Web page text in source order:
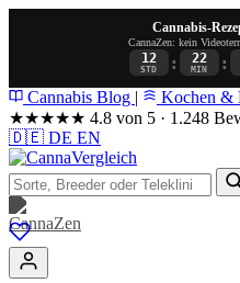
Cannabis-
CannaZen: kein
12
STD : 22
MIN :
Cannabis Blog |
Kochen &
★★★★★ 4.8 von 5 · 1.248
🇩🇪 DE EN